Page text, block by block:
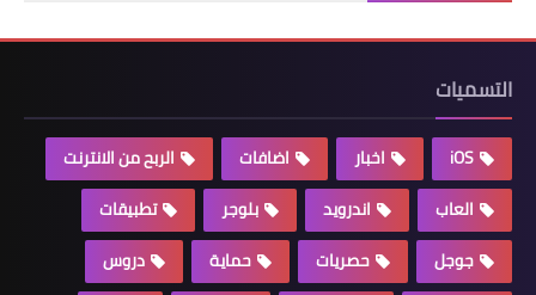
التسميات
iOS اخبار اضافات
الربح من الانترنت
العاب
اندرويد بلوجر
تطبيقات
جوجل
حصريات حماية
دروس